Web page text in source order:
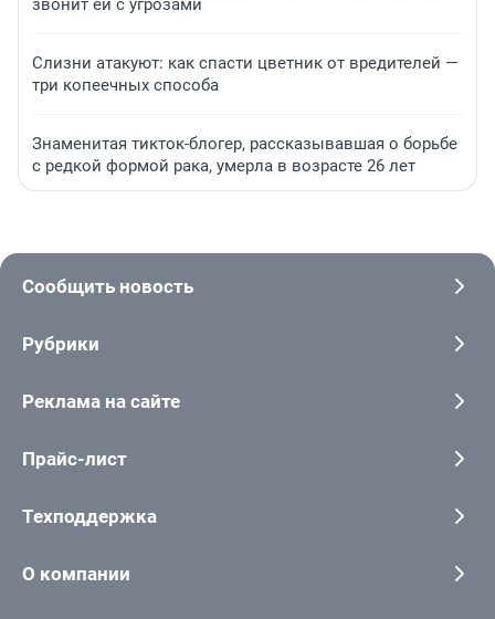
звонит ей с угрозами
Слизни атакуют: как спасти цветник от вредителей —
три копеечных способа
Знаменитая тикток-блогер, рассказывавшая о борьбе
с редкой формой рака, умерла в возрасте 26 лет
Сообщить новость
Рубрики
Реклама на сайте
Прайс-лист
Техподдержка
О компании